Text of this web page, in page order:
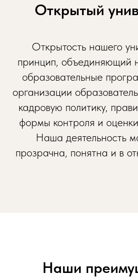
Открытый
Открытость нашего
принцип, объединяющий
образовательные
организации
кадровую политику,
формы контроля и
Наша деятельность
прозрачна, понятна и в
Наши